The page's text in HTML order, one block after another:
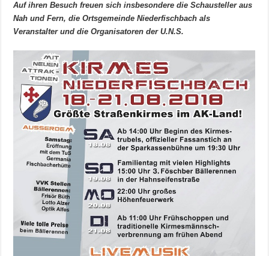
Auf ihren Besuch freuen sich insbesondere die Schausteller aus
Nah und Fern, die Ortsgemeinde Niederfischbach als
Veranstalter und die Organisatoren der U.N.S.